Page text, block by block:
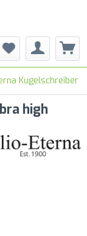
Kugelschreiber
high